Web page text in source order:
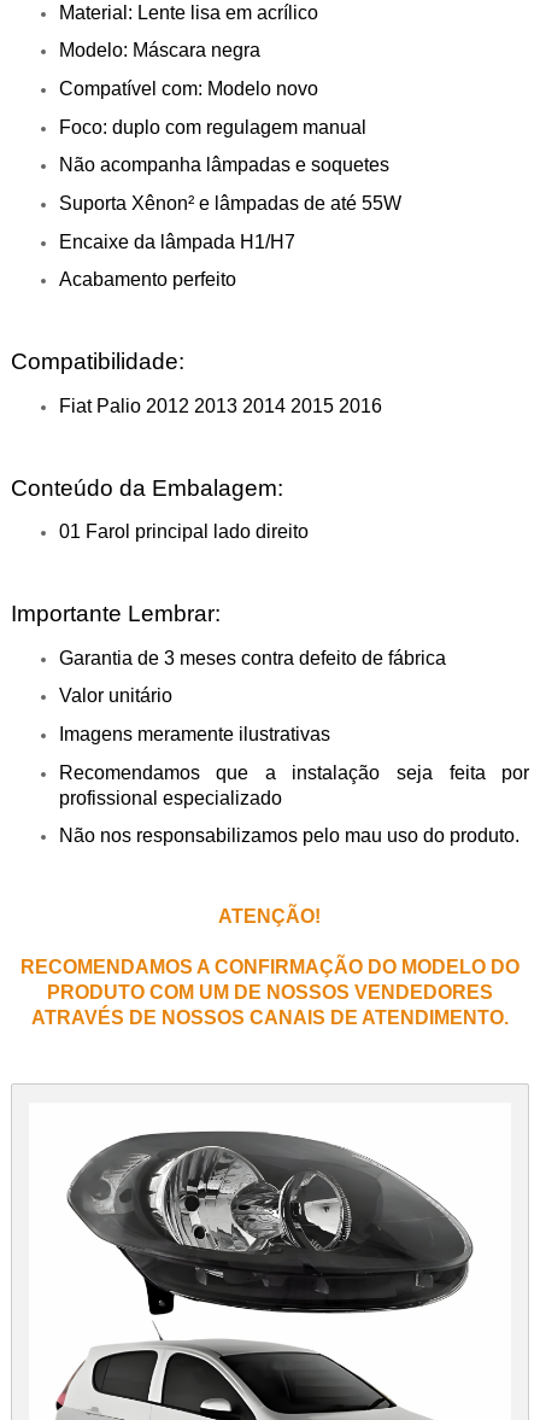
Material: Lente lisa em acrílico
Modelo: Máscara negra
Compatível com: Modelo novo
Foco: duplo com regulagem manual
Não acompanha lâmpadas e soquetes
Suporta Xênon² e lâmpadas de até 55W
Encaixe da lâmpada H1/H7
Acabamento perfeito
Compatibilidade:
Fiat Palio 2012 2013 2014 2015 2016
Conteúdo da Embalagem:
01 Farol principal lado direito
Importante Lembrar:
Garantia de 3 meses contra defeito de fábrica
Valor unitário
Imagens meramente ilustrativas
Recomendamos que a instalação seja feita por
profissional especializado
Não nos responsabilizamos pelo mau uso do produto.
ATENÇÃO!
RECOMENDAMOS A CONFIRMAÇÃO DO MODELO DO
PRODUTO COM UM DE NOSSOS VENDEDORES
ATRAVÉS DE NOSSOS CANAIS DE ATENDIMENTO.